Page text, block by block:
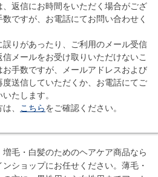
返信にお時間をいただく場合がござ
ですが、お電話にてお問い合わせく
りがあったり、ご利用のメール受信
メールをお受け取りいただけないこ
手数ですが、メールアドレスおよび
度送信していただくか、お電話にてご
たします。
、
こちらをご確認ください。
毛・白髪のためのヘアケア商品なら
ショップにお任せください。薄毛・